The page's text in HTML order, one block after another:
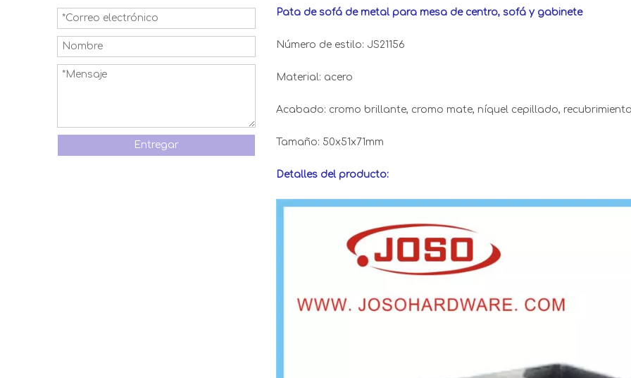
Entregar
Pata de sofá de metal para mesa de centro, sofá y gabinete
Número de estilo: JS21156
Material: acero
Acabado: cromo brillante, cromo mate, níquel cepillado,
Tamaño: 50x51x71mm
Detalles del producto: